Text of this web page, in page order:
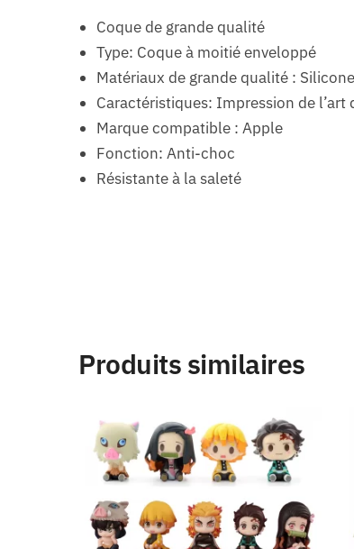
Coque de grande qualité
Type: Coque à moitié enveloppé
Matériaux de grande qualité : Silicone
Caractéristiques: Impression de l’art
Marque compatible : Apple
Fonction: Anti-choc
Résistante à la saleté
Produits similaires